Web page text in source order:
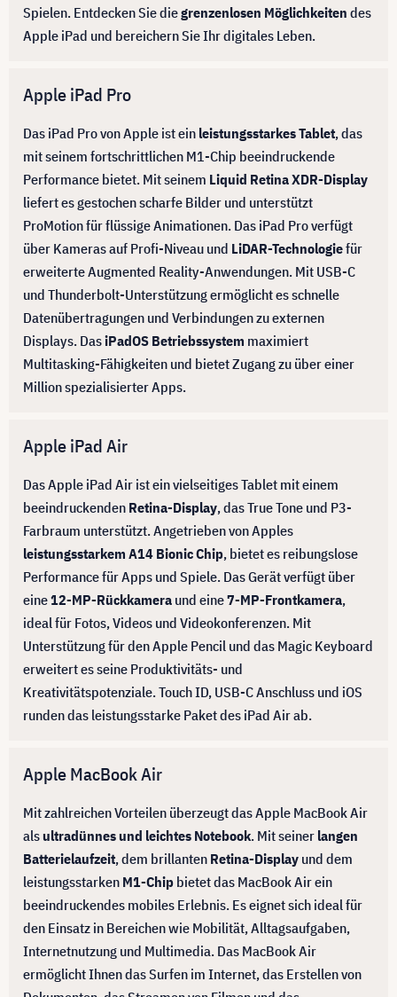
Spielen. Entdecken Sie diegrenzenlosen Möglichkeiten des
Apple iPad und bereichern Sie Ihr digitales Leben.
Apple iPad Pro
Das iPad Pro von Apple ist ein leistungsstarkes Tablet, das
mit seinem fortschrittlichen M1-Chip beeindruckende
Performance bietet. Mit seinem Liquid Retina XDR-Display
liefert es gestochen scharfe Bilder und unterstützt
ProMotion für flüssige Animationen. Das iPad Pro verfügt
über Kameras auf Profi-Niveau und LiDAR-Technologiefür
erweiterte Augmented Reality-Anwendungen. Mit USB-C
und Thunderbolt-Unterstützung ermöglicht es schnelle
Datenübertragungen und Verbindungen zu externen
Displays. DasiPadOS Betriebssystem maximiert
Multitasking-Fähigkeiten und bietet Zugang zu über einer
Million spezialisierter Apps.
Apple iPad Air
Das Apple iPad Air ist ein vielseitiges Tablet mit einem
beeindruckenden Retina-Display, das True Tone und P3-
Farbraum unterstützt. Angetrieben von Apples
leistungsstarkem A14 Bionic Chip, bietet es reibungslose
Performance für Apps und Spiele. Das Gerät verfügt über
eine12-MP-Rückkamera und eine7-MP-Frontkamera,
ideal für Fotos, Videos und Videokonferenzen. Mit
Unterstützung für den Apple Pencil und das Magic Keyboard
erweitert es seine Produktivitäts- und
Kreativitätspotenziale. Touch ID, USB-C Anschluss und iOS
runden das leistungsstarke Paket des iPad Air ab.
Apple MacBook Air
Mit zahlreichen Vorteilen überzeugt das Apple MacBook Air
alsultradünnes und leichtes Notebook. Mit seiner langen
Batterielaufzeit, dem brillanten Retina-Display und dem
leistungsstarken M1-Chip bietet das MacBook Air ein
beeindruckendes mobiles Erlebnis. Es eignet sich ideal für
den Einsatz in Bereichen wie Mobilität, Alltagsaufgaben,
Internetnutzung und Multimedia. Das MacBook Air
ermöglicht Ihnen das Surfen im Internet, das Erstellen von